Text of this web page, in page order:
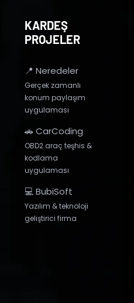
KARDEŞ
PROJELER
📍 Neredeler
Gerçek zamanlı
konum paylaşım
uygulaması
🚗 CarCoding
OBD2 araç teşhis &
kodlama
uygulaması
💻 BubiSoft
Yazılım & teknoloji
geliştirici firma